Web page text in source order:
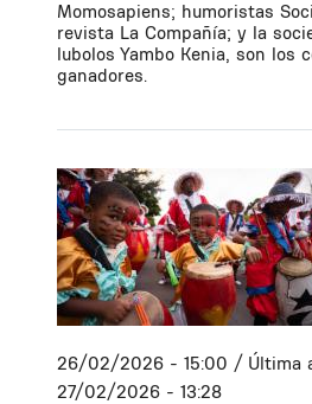
Momosapiens; humoristas
revista La Compañía; y la
lubolos Yambo Kenia, son los
ganadores.
26/02/2026 - 15:00 / Última
27/02/2026 - 13:28